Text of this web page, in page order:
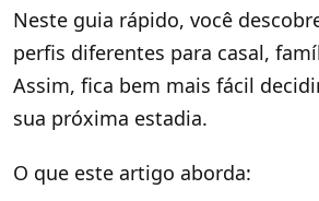
Neste guia rápido, você
perfis diferentes para casal,
Assim, fica bem mais fácil
sua próxima estadia.
O que este artigo aborda: